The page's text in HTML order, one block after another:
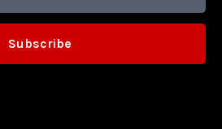
Subscribe